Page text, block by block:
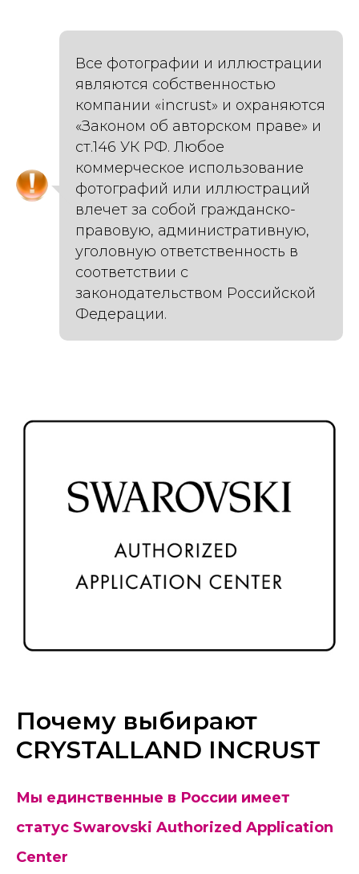
Все фотографии и иллюстрации
являются собственностью
компании «incrust» и охраняются
«Законом об авторском праве» и
ст.146 УК РФ. Любое
коммерческое использование
фотографий или иллюстраций
влечет за собой гражданско-
правовую, административную,
уголовную ответственность в
соответствии с
законодательством Российской
Федерации.
Почему выбирают
CRYSTALLAND INCRUST
Мы единственные в России имеет
статус Swarovski Authorized Application
Center